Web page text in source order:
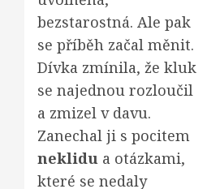
bezstarostná. Ale pak
se příběh začal měnit.
Dívka zmínila, že kluk
se najednou rozloučil
a zmizel v davu.
Zanechal ji s pocitem
neklidu a otázkami,
které se nedaly